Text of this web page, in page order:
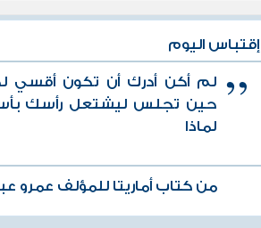
إقتباس اليوم
لم أكن أدرك أن تكون أقسي
حين تجلس ليشتعل رأسك
لماذا
من كتاب أماريتا للمؤلف عمرو